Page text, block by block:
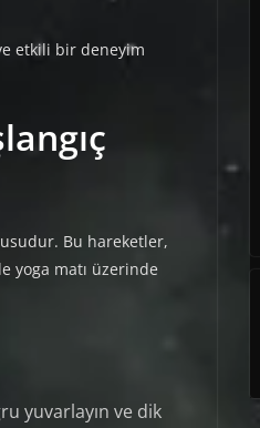
etkili bir deneyim
Bu hareketler,
yoga matı üzerinde
yuvarlayın ve dik